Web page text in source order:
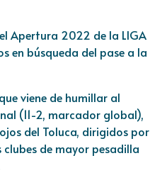
Apertura 2022 de la LIGA
en búsqueda del pase a la
viene de humillar al
(11-2, marcador global),
del Toluca, dirigidos por
de mayor pesadilla